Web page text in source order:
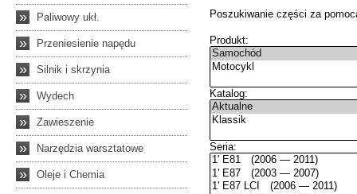
» Paliwowy ukł.
» Przeniesienie napędu
» Silnik i skrzynia
» Wydech
» Zawieszenie
» Narzędzia warsztatowe
» Oleje i Chemia